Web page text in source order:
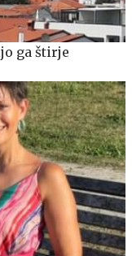
ga štirje